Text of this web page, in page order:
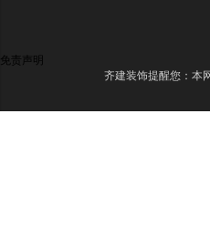
免责声明
齐建装饰提醒您：本